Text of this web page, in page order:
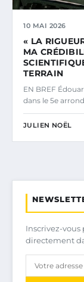
10 MAI 2026
« LA
MA
TERRAIN
EN BREF
dans le 5e
JULIEN NOËL
Inscrivez-vous
directement